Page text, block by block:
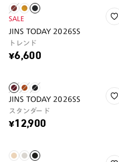
SALE
JINS TODAY 2026SS
トレンド
¥6,600
JINS TODAY 2026SS
スタンダード
¥12,900